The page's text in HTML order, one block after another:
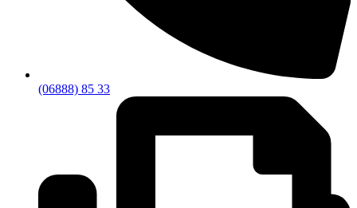
(06888) 85 33